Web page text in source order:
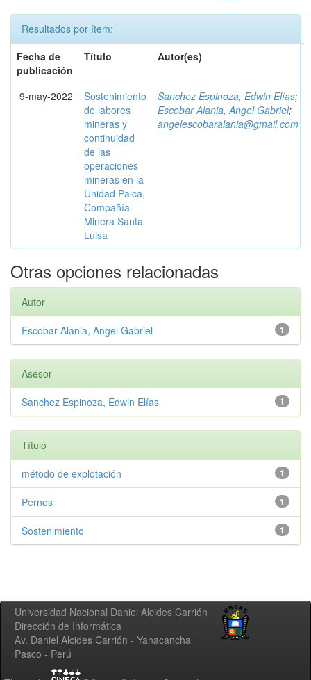
Resultados por ítem:
Fecha de
publicación
Título Autor(es)
9-may-2022
Sostenimiento
de labores
mineras y
continuidad
de las
operaciones
mineras en la
Unidad Palca,
Compañía
Minera Santa
Luisa
Sanchez Espinoza, Edwin Elías;
Escobar Alania, Angel Gabriel;
angelescobaralania@gmail.com
Otras opciones relacionadas
Autor
1
Escobar Alania, Angel Gabriel
Asesor
1
Sanchez Espinoza, Edwin Elías
Título
1
método de explotación
1
Pernos
1
Sostenimiento
Universidad Nacional Daniel Alcides Carrión
Dirección de Informática
Av. Daniel Alcides Carrión - Yanacancha
Pasco - Perú